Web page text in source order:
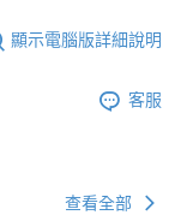
顯示電腦版詳細說明
客服
查看全部